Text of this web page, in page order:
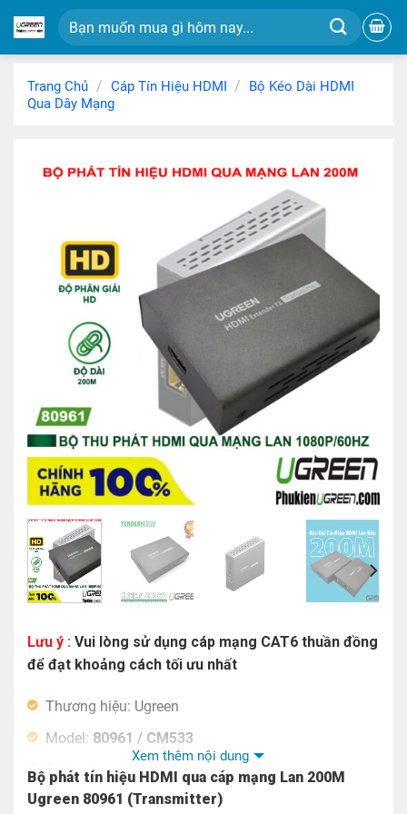
đến
nội
dung
Tìm
kiếm:
Trang Chủ / Cáp Tín Hiệu HDMI /
Bộ Kéo Dài HDMI
Qua Dây Mạng
Lưu ý : Vui lòng sử dụng cáp mạng CAT6 thuần đồng
để đạt khoảng cách tối ưu nhất
Thương hiệu: Ugreen
Model: 80961 / CM533
Tính năng: Chuyển đổi tín hiệu HDMI qua cáp mạng
dài 200m (Transmitter)
Xem thêm nội dung
Bộ phát tín hiệu HDMI qua cáp mạng Lan 200M
Ugreen 80961 (Transmitter)